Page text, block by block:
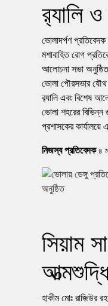
র‌্যালি
ভোলাদর্পণ
মশাবাহিত রোগ
আলোচনা সভা
ভোলা পৌরসভার যৌথ
র‌্যালি এবং বিশেষ
ভোলা শহরের
প্রশাসকের
নিজস্ব প্রতিবেদক ৪
সিয়াম
হাকীম মোঃ রাজিউর